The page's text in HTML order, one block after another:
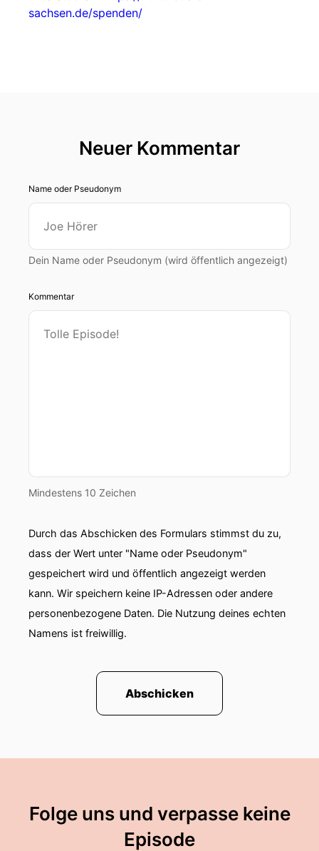
sachsen.de/spenden/
Neuer Kommentar
Name oder Pseudonym
Dein Name oder Pseudonym (wird öffentlich angezeigt)
Kommentar
Mindestens 10 Zeichen
Durch das Abschicken des Formulars stimmst du zu,
dass der Wert unter "Name oder Pseudonym"
gespeichert wird und öffentlich angezeigt werden
kann. Wir speichern keine IP-Adressen oder andere
personenbezogene Daten. Die Nutzung deines echten
Namens ist freiwillig.
Abschicken
Folge uns und verpasse keine
Episode